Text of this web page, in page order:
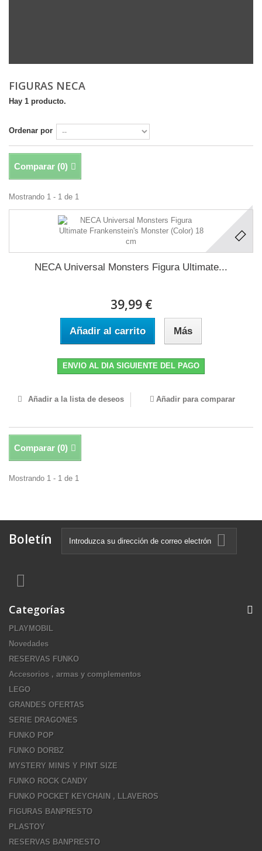
FIGURAS NECA
Hay 1 producto.
Ordenar por
Comparar (0)
Mostrando 1 - 1 de 1
NECA Universal Monsters Figura Ultimate...
39,99 €
Añadir al carrito Más
ENVIO AL DIA SIGUIENTE DEL PAGO
Añadir a la lista de deseos Añadir para comparar
Comparar (0)
Mostrando 1 - 1 de 1
Boletín
Categorías
PLAYMOBIL
Novedades
RESERVAS FUNKO
Accesorios , armas y complementos
LEGO
GRANDES OFERTAS
SERIE DRAGONES
FUNKO POP
FUNKO DORBZ
MYSTERY MINIS Y PINT SIZE
FUNKO ROCK CANDY
FUNKO POCKET KEYCHAIN , LLAVEROS
FIGURAS BANPRESTO
PLASTOY
RESERVAS BANPRESTO